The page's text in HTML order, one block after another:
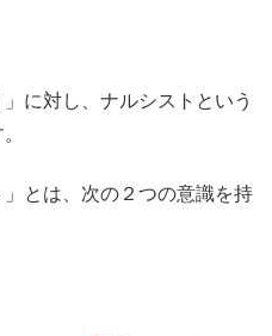
に対し、ナルシストという
とは、次の２つの意識を持